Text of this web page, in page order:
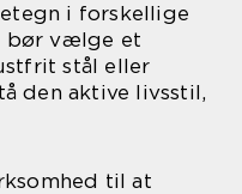
i forskellige
bør vælge et
stål eller
den aktive livsstil,
til at